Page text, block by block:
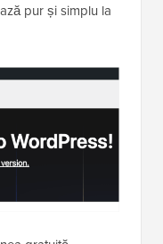
pur și simplu la